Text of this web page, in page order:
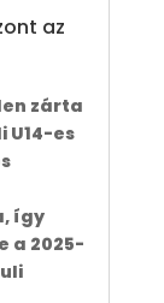
az
zárta
U14-es
így
a 2025-